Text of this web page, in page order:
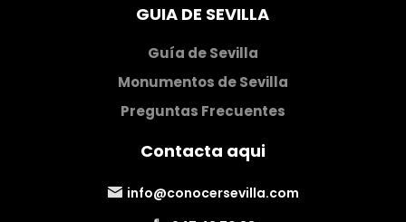
GUIA DE SEVILLA
Guía de Sevilla
Monumentos de Sevilla
Preguntas Frecuentes
Contacta aqui
info@conocersevilla.com